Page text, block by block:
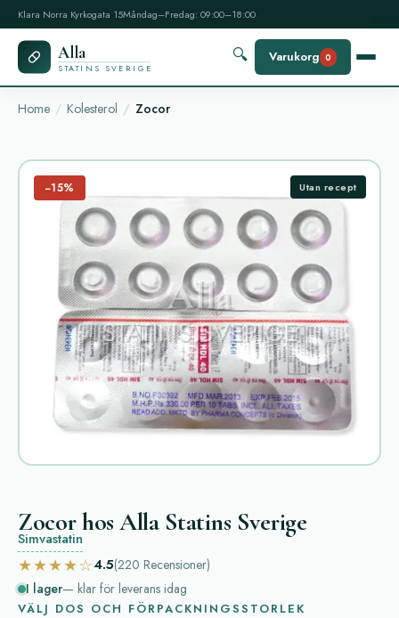
Klara Norra Kyrkogata 15Måndag–Fredag: 09:00–18:00
Alla
STATINS SVERIGE
🔍 Varukorg 0
Home Kolesterol Zocor
−15% Utan recept
Zocor hos Alla Statins Sverige
Simvastatin
★★★★☆4.5(220 Recensioner)
I lager— klar för leverans idag
VÄLJ DOS OCH FÖRPACKNINGSSTORLEK